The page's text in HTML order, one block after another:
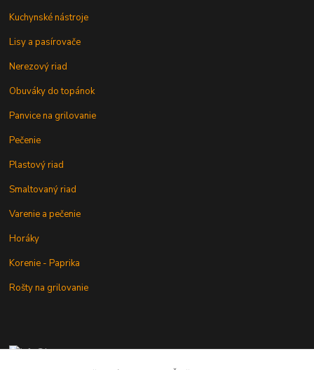
Kuchynské nástroje
Lisy a pasírovače
Nerezový riad
Obuváky do topánok
Panvice na grilovanie
Pečenie
Plastový riad
Smaltovaný riad
Varenie a pečenie
Horáky
Korenie - Paprika
Rošty na grilovanie
+421 902 212 007